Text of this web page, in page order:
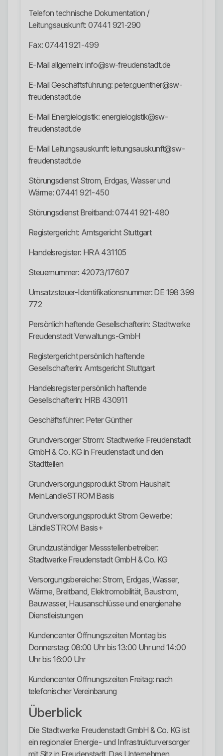
Telefon technische Dokumentation /
Leitungsauskunft: 07441 921-290
Fax: 07441 921-499
E-Mail allgemein: info@sw-freudenstadt.de
E-Mail Geschäftsführung: peter.guenther@sw-
freudenstadt.de
E-Mail Energielogistik: energielogistik@sw-
freudenstadt.de
E-Mail Leitungsauskunft: leitungsauskunft@sw-
freudenstadt.de
Störungsdienst Strom, Erdgas, Wasser und
Wärme: 07441 921-450
Störungsdienst Breitband: 07441 921-480
Registergericht: Amtsgericht Stuttgart
Handelsregister: HRA 431105
Steuernummer: 42073/17607
Umsatzsteuer-Identifikationsnummer: DE 198 399
772
Persönlich haftende Gesellschafterin: Stadtwerke
Freudenstadt Verwaltungs-GmbH
Registergericht persönlich haftende
Gesellschafterin: Amtsgericht Stuttgart
Handelsregister persönlich haftende
Gesellschafterin: HRB 430911
Geschäftsführer: Peter Günther
Grundversorger Strom: Stadtwerke Freudenstadt
GmbH & Co. KG in Freudenstadt und den
Stadtteilen
Grundversorgungsprodukt Strom Haushalt:
MeinLändleSTROM Basis
Grundversorgungsprodukt Strom Gewerbe:
LändleSTROM Basis+
Grundzuständiger Messstellenbetreiber:
Stadtwerke Freudenstadt GmbH & Co. KG
Versorgungsbereiche: Strom, Erdgas, Wasser,
Wärme, Breitband, Elektromobilität, Baustrom,
Bauwasser, Hausanschlüsse und energienahe
Dienstleistungen
Kundencenter Öffnungszeiten Montag bis
Donnerstag: 08:00 Uhr bis 13:00 Uhr und 14:00
Uhr bis 16:00 Uhr
Kundencenter Öffnungszeiten Freitag: nach
telefonischer Vereinbarung
Überblick
Die Stadtwerke Freudenstadt GmbH & Co. KG ist
ein regionaler Energie- und Infrastrukturversorger